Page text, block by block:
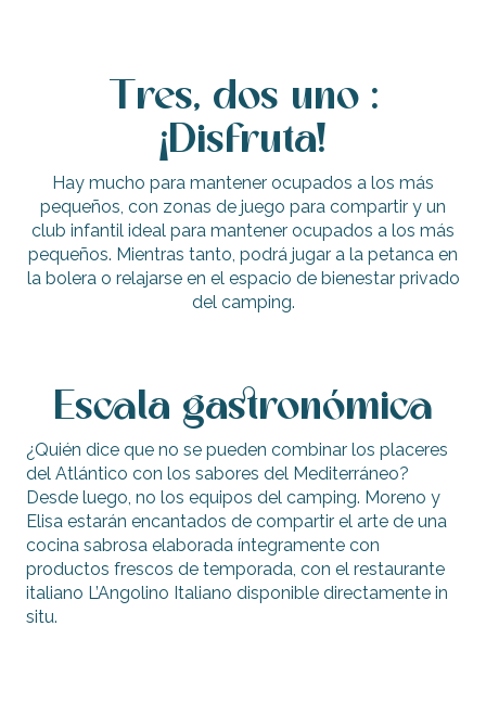
Tres, dos uno :
¡Disfruta!
Hay mucho para mantener ocupados a los más
pequeños, con zonas de juego para compartir y un
club infantil ideal para mantener ocupados a los más
pequeños. Mientras tanto, podrá jugar a la petanca en
la bolera o relajarse en el espacio de bienestar privado
del camping.
Escala gastronómica
¿Quién dice que no se pueden combinar los placeres
del Atlántico con los sabores del Mediterráneo?
Desde luego, no los equipos del camping. Moreno y
Elisa estarán encantados de compartir el arte de una
cocina sabrosa elaborada íntegramente con
productos frescos de temporada, con el restaurante
italiano L’Angolino Italiano disponible directamente in
situ.